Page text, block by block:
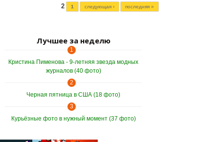
Страницы2 1 следующая › последняя »
Лучшее за неделю
1
Кристина Пименова - 9-летняя звезда модных
журналов (40 фото)
2
Черная пятница в США (18 фото)
3
Курьёзные фото в нужный момент (37 фото)